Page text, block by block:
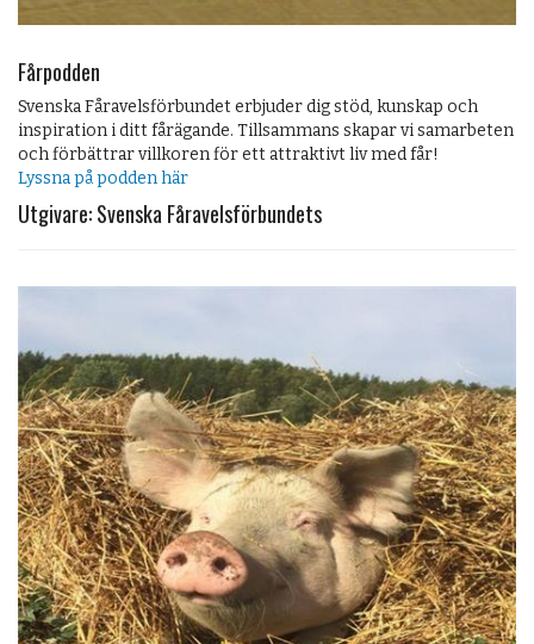
Fårpodden
Svenska Fåravelsförbundet erbjuder dig stöd, kunskap och
inspiration i ditt fårägande. Tillsammans skapar vi samarbeten
och förbättrar villkoren för ett attraktivt liv med får!
Lyssna på podden här
Utgivare: Svenska Fåravelsförbundets